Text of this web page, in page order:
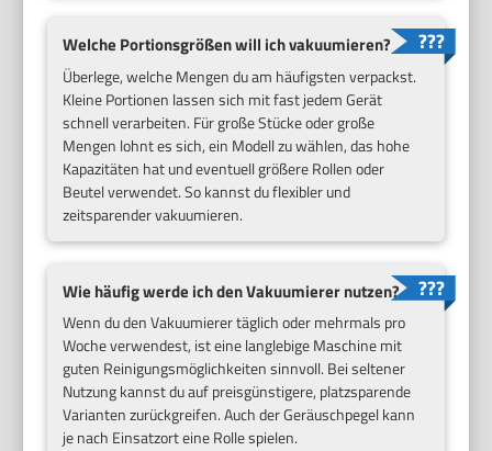
Welche Portionsgrößen will ich vakuumieren?
Überlege, welche Mengen du am häufigsten verpackst.
Kleine Portionen lassen sich mit fast jedem Gerät
schnell verarbeiten. Für große Stücke oder große
Mengen lohnt es sich, ein Modell zu wählen, das hohe
Kapazitäten hat und eventuell größere Rollen oder
Beutel verwendet. So kannst du flexibler und
zeitsparender vakuumieren.
Wie häufig werde ich den Vakuumierer nutzen?
Wenn du den Vakuumierer täglich oder mehrmals pro
Woche verwendest, ist eine langlebige Maschine mit
guten Reinigungsmöglichkeiten sinnvoll. Bei seltener
Nutzung kannst du auf preisgünstigere, platzsparende
Varianten zurückgreifen. Auch der Geräuschpegel kann
je nach Einsatzort eine Rolle spielen.